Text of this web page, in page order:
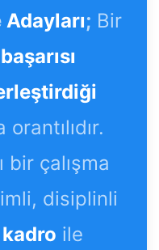
Adayları; Bir
başarısı
bir çalışma
disiplinli
kadro ile